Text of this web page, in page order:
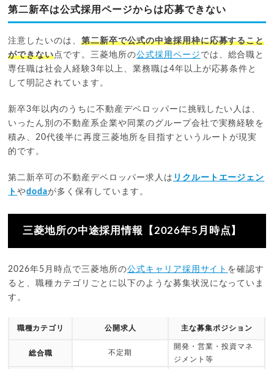
第二新卒は公式採用ページからは応募できない
注意したいのは、第二新卒で公式の中途採用枠に応募すること
ができない点です。三菱地所の公式採用ページ では、総合職と
専任職は社会人経験3年以上、業務職は4年以上が応募条件と
して明記されています。
新卒3年以内のうちに不動産デベロッパーに挑戦したい人は、
いったん別の不動産系企業や同業のグループ会社で実務経験を
積み、20代後半に再度三菱地所を目指すというルートが現実
的です。
第二新卒可の不動産デベロッパー求人は リクルートエージェン
トやdodaが多く保有しています。
三菱地所の中途採用情報【2026年5月時点】
2026年5月時点で三菱地所の公式キャリア採用サイト を確認す
ると、職種カテゴリごとに以下のような募集状況になっていま
す。
職種カテゴリ 公開求人 主な募集ポジション
総合職 不定期
開発・営業・投資マネ
ジメント等